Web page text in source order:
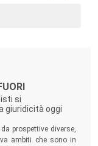
della pena
di giustizia – ha,
si
giuridicità oggi
prospettive diverse,
ambiti che sono in